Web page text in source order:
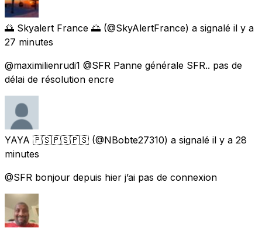
🌅 Skyalert France 🌅 (@SkyAlertFrance) a signalé il y a
27 minutes
@maximilienrudi1 @SFR Panne générale SFR.. pas de
délai de résolution encre
YAYA 🇵🇸🇵🇸🇵🇸 (@NBobte27310) a signalé il y a 28
minutes
@SFR bonjour depuis hier j’ai pas de connexion